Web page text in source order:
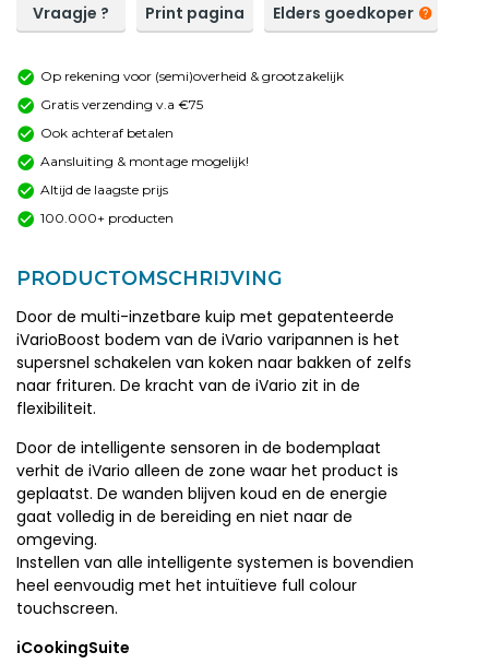
Vraagje ? Print pagina Elders goedkoper
Op rekening voor (semi)overheid & grootzakelijk
Gratis verzending v.a €75
Ook achteraf betalen
Aansluiting & montage mogelijk!
Altijd de laagste prijs
100.000+ producten
PRODUCTOMSCHRIJVING
Door de multi-inzetbare kuip met gepatenteerde
iVarioBoost bodem van de iVario varipannen is het
supersnel schakelen van koken naar bakken of zelfs
naar frituren. De kracht van de iVario zit in de
flexibiliteit.
Door de intelligente sensoren in de bodemplaat
verhit de iVario alleen de zone waar het product is
geplaatst. De wanden blijven koud en de energie
gaat volledig in de bereiding en niet naar de
omgeving.
Instellen van alle intelligente systemen is bovendien
heel eenvoudig met het intuïtieve full colour
touchscreen.
iCookingSuite